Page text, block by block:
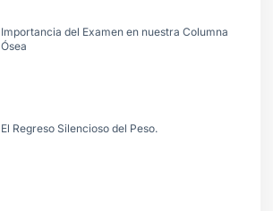
Importancia del Examen en nuestra Columna
Ósea
El Regreso Silencioso del Peso.